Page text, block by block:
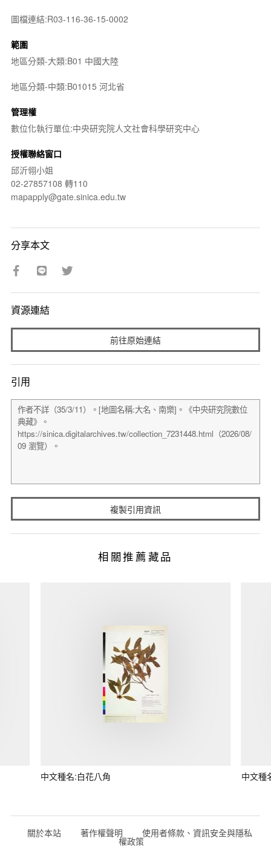
圖檔連結:R03-116-36-15-0002
範圍
地區分類-大類:B01 中國大陸
地區分類-中類:B01015 河北省
管理權
數位化執行單位:中央研究院人文社會科學研究中心
授權聯絡窗口
邱沂翎小姐
02-27857108 轉110
mapapply@gate.sinica.edu.tw
分享本文
資源連結
前往原始連結
引用
複製引用資訊
相關推薦藏品
中文種名:白花八角 中文種
關於本站 著作權聲明 使用者條款、資訊安全與隱私
權政策